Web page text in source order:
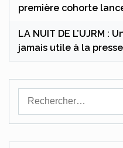
première cohorte
LA NUIT DE L’UJRM :
jamais utile à la
Rechercher :